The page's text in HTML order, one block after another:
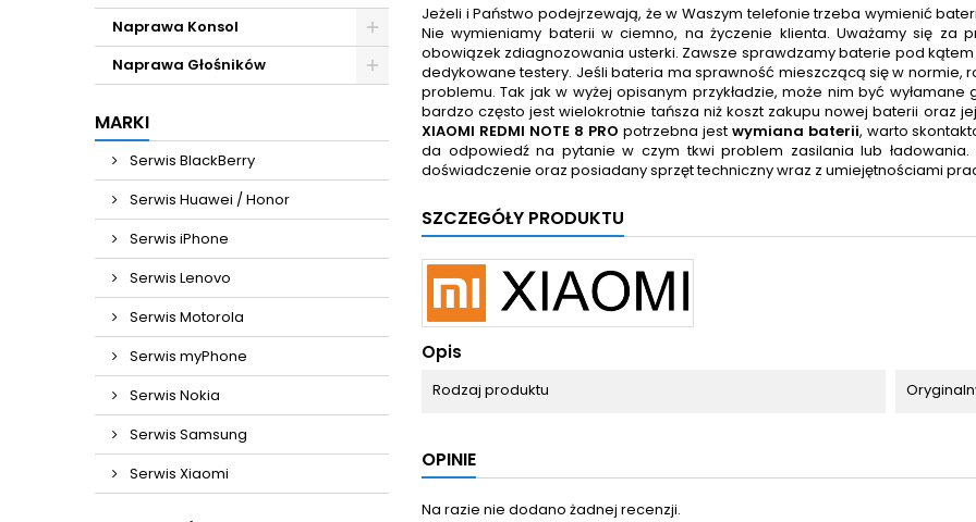
Naprawa Konsol
Naprawa Głośników
MARKI
Serwis BlackBerry
Serwis Huawei / Honor
Serwis iPhone
Serwis Lenovo
Serwis Motorola
Serwis myPhone
Serwis Nokia
Serwis Samsung
Serwis Xiaomi
Jeżeli i Państwo podejrzewają, że w Waszym telefonie trzeba wymienić
Nie wymieniamy baterii w ciemno, na życzenie klienta. Uważamy się za
obowiązek zdiagnozowania usterki. Zawsze sprawdzamy baterie pod
dedykowane testery. Jeśli bateria ma sprawność mieszczącą się w normie,
problemu. Tak jak w wyżej opisanym przykładzie, może nim być
bardzo często jest wielokrotnie tańsza niż koszt zakupu nowej baterii oraz
XIAOMI REDMI NOTE 8 PRO potrzebna jest wymiana baterii, warto
da odpowiedź na pytanie w czym tkwi problem zasilania lub
doświadczenie oraz posiadany sprzęt techniczny wraz z umiejętnościami
SZCZEGÓŁY PRODUKTU
Opis
Rodzaj produktu
OPINIE
Na razie nie dodano żadnej recenzji.